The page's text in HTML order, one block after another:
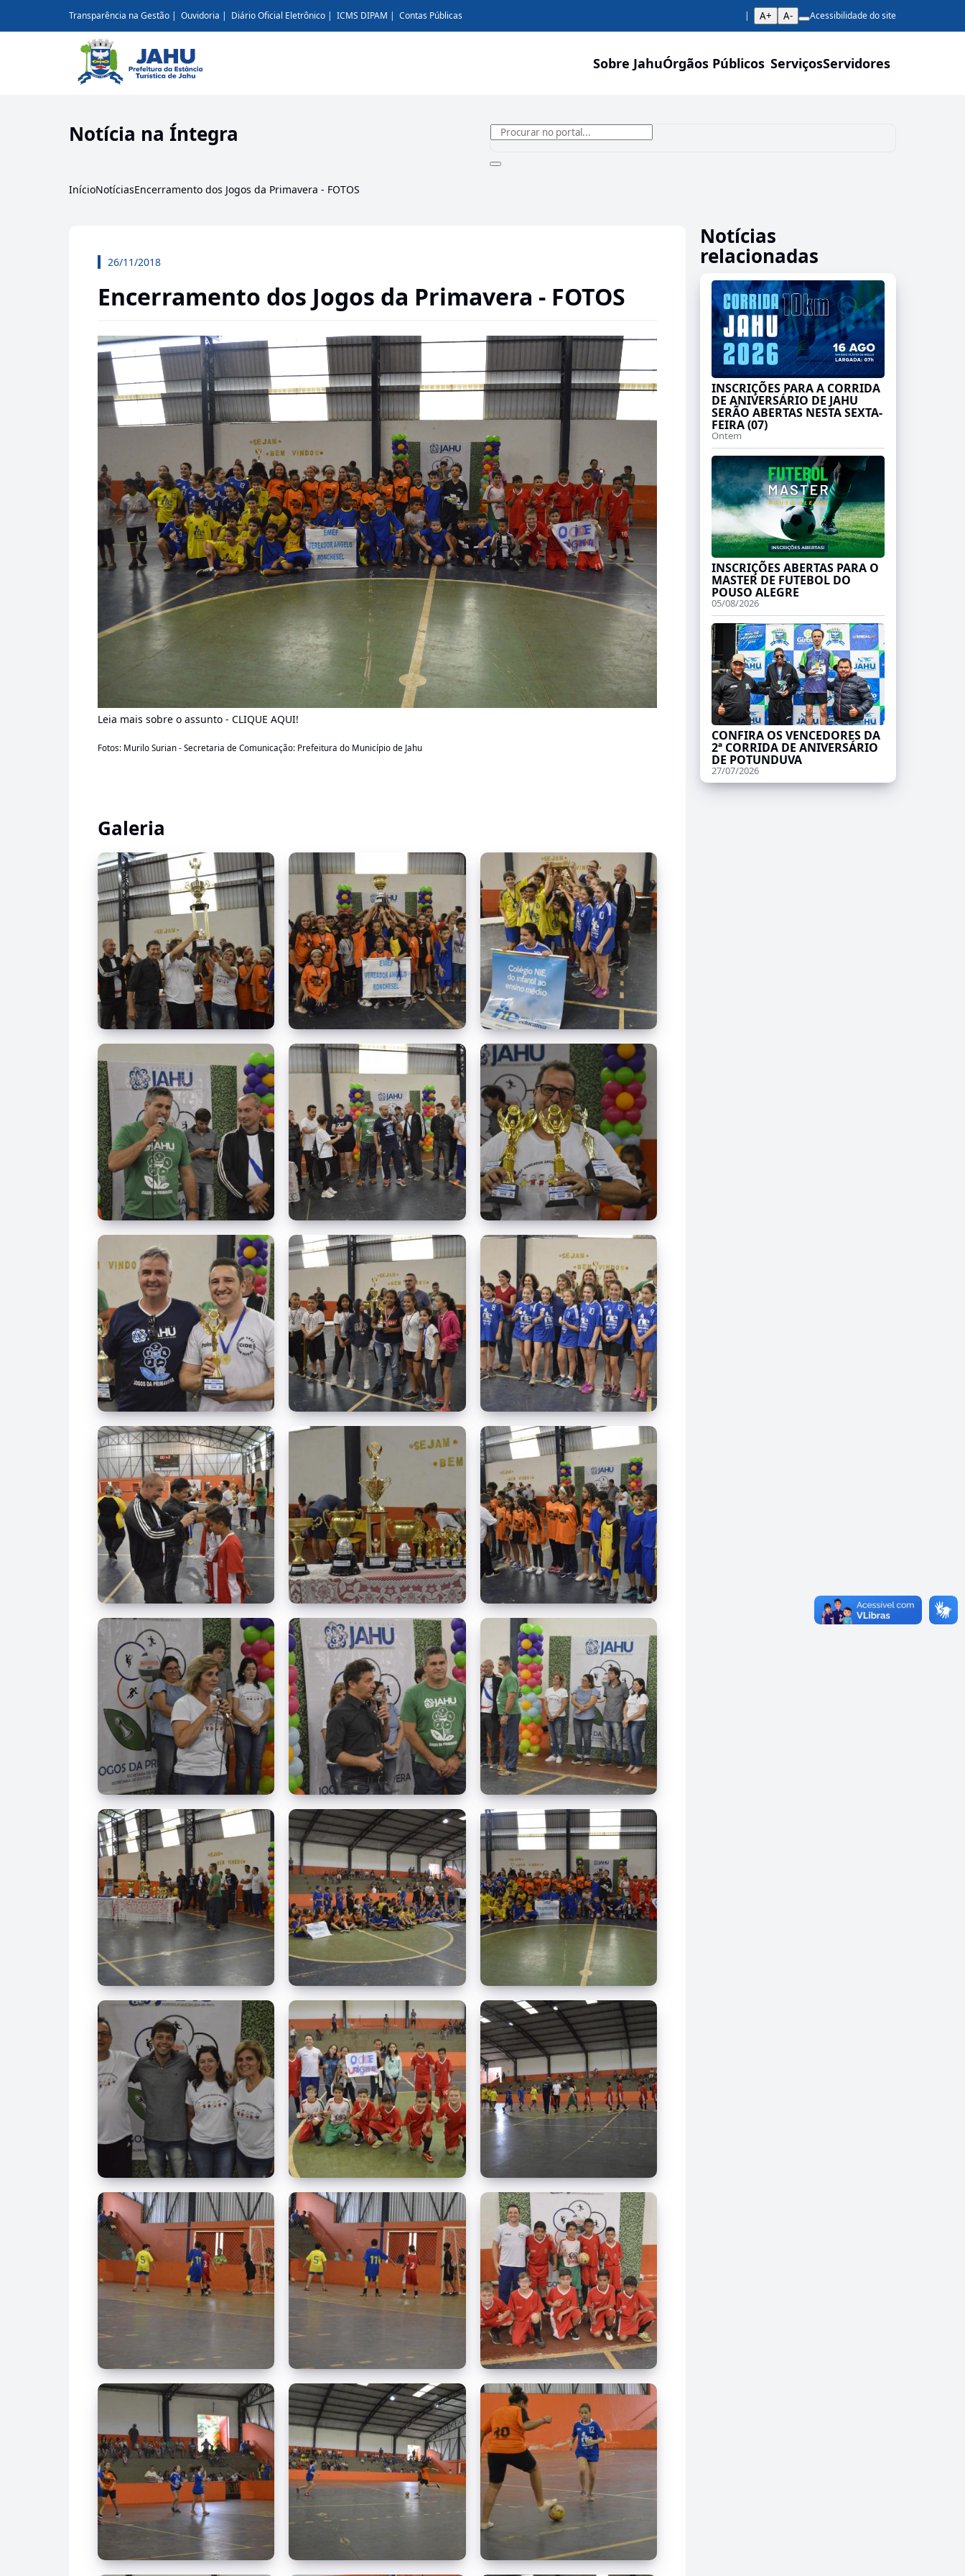
Transparência na Gestão Ouvidoria Diário Oficial Eletrônico ICMS DIPAM Contas Públicas A+ A- Acessibilidade do site
Sobre JahuÓrgãos Públicos ServiçosServidores
Notícia na Íntegra
InícioNotíciasEncerramento dos Jogos da Primavera - FOTOS
26/11/2018
Encerramento dos Jogos da Primavera - FOTOS
Leia mais sobre o assunto - CLIQUE AQUI!
Fotos: Murilo Surian - Secretaria de Comunicação: Prefeitura do Município de Jahu
Galeria
Notícias
relacionadas
INSCRIÇÕES PARA A CORRIDA
DE ANIVERSÁRIO DE JAHU
SERÃO ABERTAS NESTA SEXTA-
FEIRA (07)
Ontem
INSCRIÇÕES ABERTAS PARA O
MASTER DE FUTEBOL DO
POUSO ALEGRE
05/08/2026
CONFIRA OS VENCEDORES DA
2ª CORRIDA DE ANIVERSÁRIO
DE POTUNDUVA
27/07/2026